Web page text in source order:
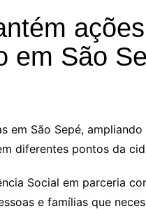
ações
em São
em São Sepé, ampliando
diferentes pontos da
Social em parceria
e famílias que